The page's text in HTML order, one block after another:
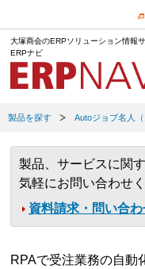
大塚商会のERPソリューション情報
ERPナビ
製品を探す Autoジョブ名人
製品、サービスに関
気軽にお問い合わせく
資料請求・問い合わ
RPAで受注業務の自動